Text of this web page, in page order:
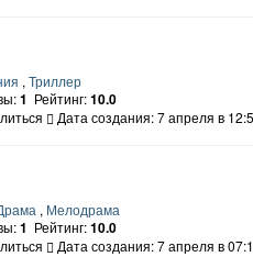
,Триллер
1 Рейтинг:10.0
Дата создания: 7 апреля в
, Мелодрама
1 Рейтинг:10.0
Дата создания: 7 апреля в